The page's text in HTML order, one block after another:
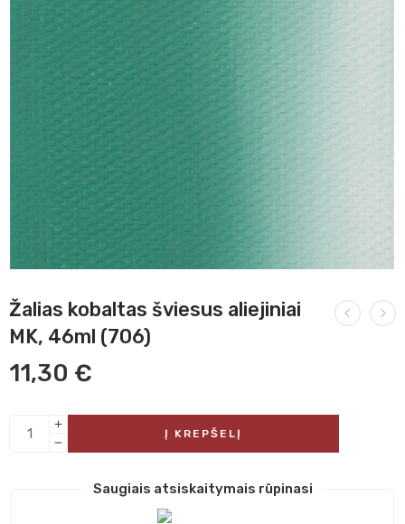
Žalias kobaltas šviesus aliejiniai
MK, 46ml (706)
11,30 €
Į KREPŠELĮ
Saugiais atsiskaitymais rūpinasi